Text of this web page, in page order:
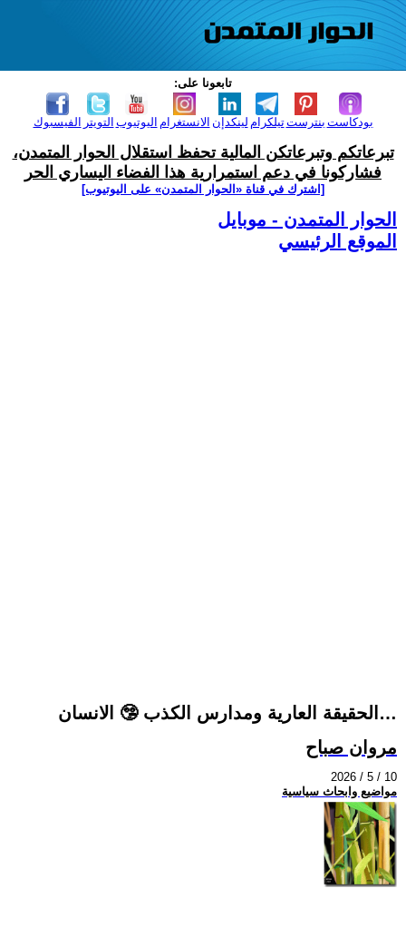
تابعونا على:
الفيسبوك التويتر اليوتيوب الانستغرام لينكدإن تيلكرامبنترست بودكاست
تبرعاتكم وتبرعاتكن المالية تحفظ استقلال الحوار المتمدن،
فشاركونا في دعم استمرارية هذا الفضاء اليساري الحر
[اشترك في قناة ‫«الحوار المتمدن» على اليوتيوب]
الحوار المتمدن - موبايل
الموقع الرئيسي
الحقيقة العارية ومدارس الكذب 🤥 الانسان…
مروان صباح
2026 / 5 / 10
مواضيع وابحاث سياسية